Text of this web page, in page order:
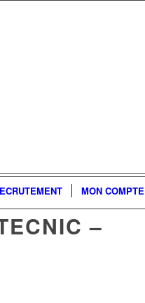
MON COMPTE
–